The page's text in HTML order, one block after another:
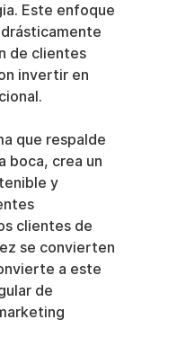
Este enfoque
de clientes
invertir en
que respalde
boca, crea un
y
clientes de
se convierten
a este
de